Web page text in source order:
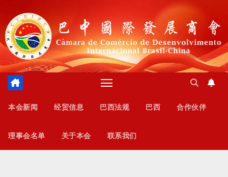
内
本会新闻 经贸信息 巴西法规 巴西 合作伙伴
理事会名单 关于本会 联系我们